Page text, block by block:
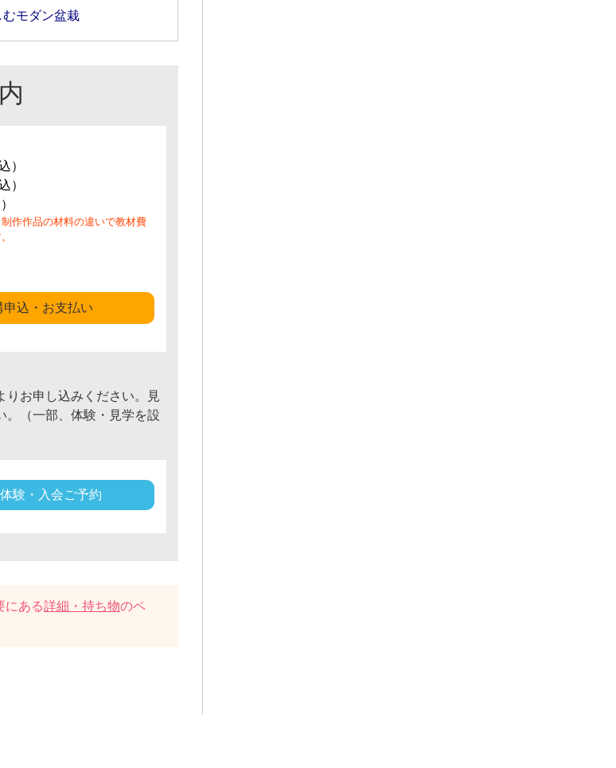
モダン盆栽
）
）
作作品の材料の違いで教材費
申込・お支払い
りお申し込みください。見
。（一部、体験・見学を設
体験・入会ご予約
にある詳細・持ち物のペ